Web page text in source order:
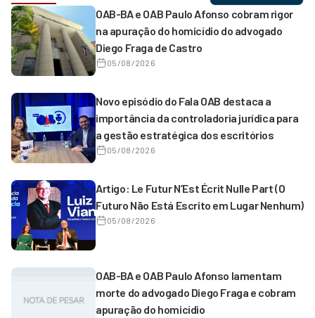
OAB-BA e OAB Paulo Afonso cobram rigor
na apuração do homicídio do advogado
Diego Fraga de Castro
05/08/2026
Novo episódio do Fala OAB destaca a
importância da controladoria jurídica para
a gestão estratégica dos escritórios
05/08/2026
Artigo: Le Futur N’Est Écrit Nulle Part (O
Futuro Não Está Escrito em Lugar Nenhum)
05/08/2026
OAB-BA e OAB Paulo Afonso lamentam
morte do advogado Diego Fraga e cobram
apuração do homicídio